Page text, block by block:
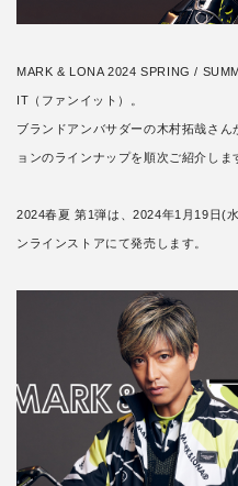
MARK & LONA 2024 SPRING /
IT（ファンイット）。
ブランドアンバサダーの木村拓哉さ
ョンのラインナップを順次ご紹介しま
2024春夏 第1弾は、2024年1月19日(
ンラインストアにて発売します。